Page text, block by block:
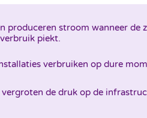
produceren stroom wanneer de
piekt.
verbruiken op dure
de druk op de